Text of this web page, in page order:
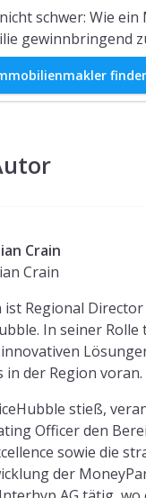
schwer: Wie
gewinnbringend
Christian Crain
Crain
Regional Director
In seiner
der Region voran.
stieß,
Officer den
sowie die
der